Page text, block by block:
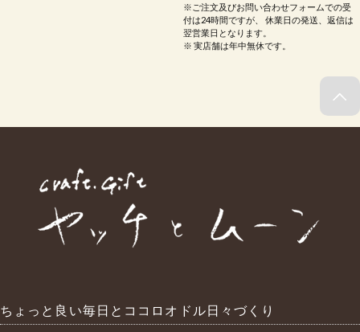
※ご注文及びお問い合わせフォームでの受
付は24時間ですが、 休業日の発送、返信は
翌営業日となります。
※ 実店舗は年中無休です。
ちょっと良い毎日とココロオドル日々づくり